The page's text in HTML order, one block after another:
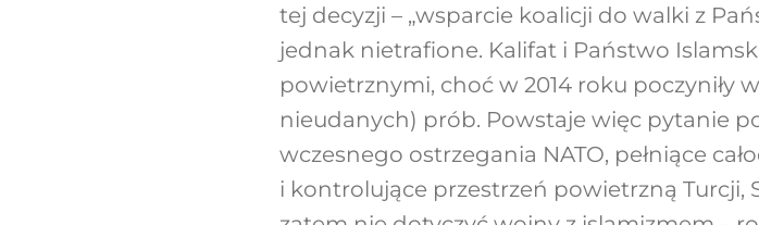
tej decyzji – „wsparcie koalicji do walki z
jednak nietrafione. Kalifat i Państwo
powietrznymi, choć w 2014 roku poczyniły
nieudanych) prób. Powstaje więc pytanie
wczesnego ostrzegania NATO, pełniące
i kontrolujące przestrzeń powietrzną Turcji,